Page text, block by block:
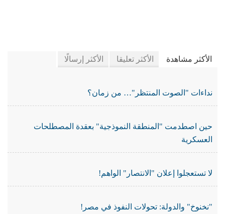
الأكثر مشاهدة الأكثر تعليقا الأكثر إرسالًا
نداءات "الصوت المنتظر"… من زمان؟
حين اصطدمت "المنطقة النموذجية" بعقدة المصطلحات
العسكرية
لا تستعجلوا إعلان "الانتصار" الواهم!
"نخنوخ" والدولة: تحولات النفوذ في مصر!